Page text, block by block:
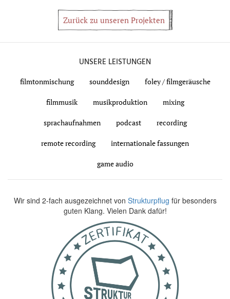
Zurück zu unseren Projekten
UNSERE LEISTUNGEN
filmtonmischung sounddesign foley / filmgeräusche
filmmusik musikproduktion mixing
sprachaufnahmen podcast recording
remote recording internationale fassungen
game audio
Wir sind 2-fach ausgezeichnet von Strukturpflug für besonders
guten Klang. Vielen Dank dafür!